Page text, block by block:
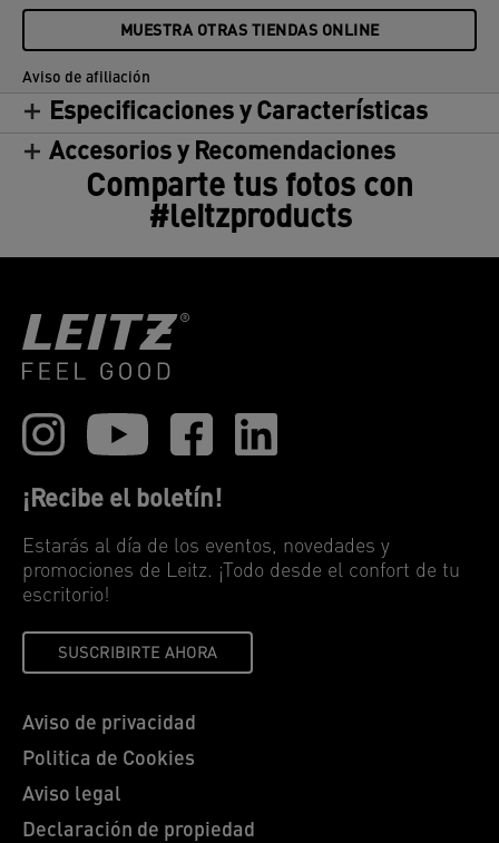
MUESTRA OTRAS TIENDAS ONLINE
Aviso de afiliación
Especificaciones y Características
Accesorios y Recomendaciones
Comparte tus fotos con
#leitzproducts
¡Recibe el boletín!
Estarás al día de los eventos, novedades y
promociones de Leitz. ¡Todo desde el confort de tu
escritorio!
SUSCRIBIRTE AHORA
Aviso de privacidad
Politica de Cookies
Aviso legal
Declaración de propiedad